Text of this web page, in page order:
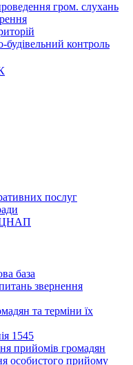
гром. слухань
будівельний контроль
послуг
ЦНАП
база
звернення
та терміни їх
1545
прийомів громадян
особистого прийому